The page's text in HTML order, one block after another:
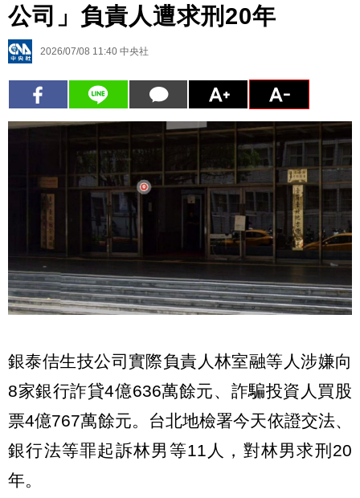
公司」負責人遭求刑20年
2026/07/08 11:40 中央社
銀泰佶生技公司實際負責人林室融等人涉嫌向
8家銀行詐貸4億636萬餘元、詐騙投資人買股
票4億767萬餘元。台北地檢署今天依證交法、
銀行法等罪起訴林男等11人，對林男求刑20
年。